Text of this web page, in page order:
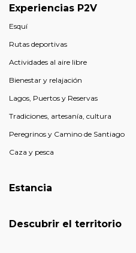
Experiencias P2V
Esquí
Rutas deportivas
Actividades al aire libre
Bienestar y relajación
Lagos, Puertos y Reservas
Tradiciones, artesanía, cultura
Peregrinos y Camino de Santiago
Caza y pesca
Estancia
Descubrir el territorio